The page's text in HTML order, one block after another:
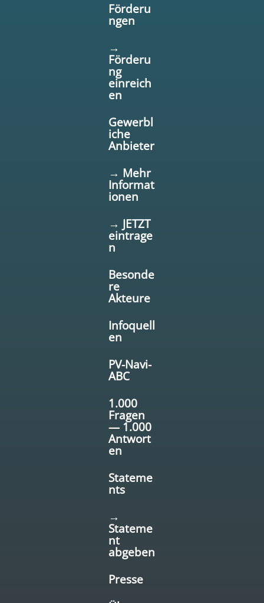
Förderu
ngen
→
Förderu
ng
einreich
en
Gewerbl
iche
Anbieter
→ Mehr
Informat
ionen
→ JETZT
eintrage
n
Besonde
re
Akteure
Infoquell
en
PV-Navi-
ABC
1.000
Fragen
— 1.000
Antwort
en
Stateme
nts
→
Stateme
nt
abgeben
Presse